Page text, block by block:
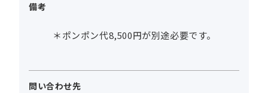
備考
＊ポンポン代8,500円が別途必要です。
問い合わせ先